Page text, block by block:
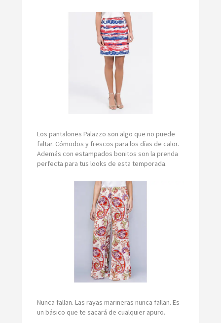
Los pantalones Palazzo son algo que no puede
faltar. Cómodos y frescos para los días de calor.
Además con estampados bonitos son la prenda
perfecta para tus looks de esta temporada.
Nunca fallan. Las rayas marineras nunca fallan. Es
un básico que te sacará de cualquier apuro.